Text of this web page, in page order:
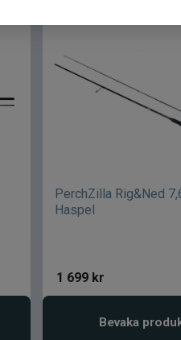
PerchZilla Rig&Ned
Haspel
1 699 kr
Bevaka